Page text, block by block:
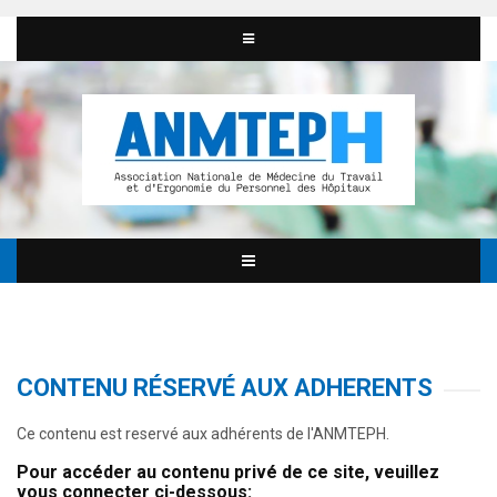
CONTENU RÉSERVÉ AUX ADHERENTS
Ce contenu est reservé aux adhérents de l'ANMTEPH.
Pour accéder au contenu privé de ce site, veuillez
vous connecter ci-dessous: